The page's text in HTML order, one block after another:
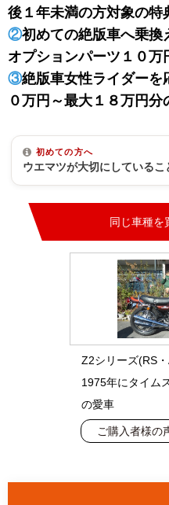
後１年未満の方対象の特
②初めての絶版車へ乗換
オプションパーツ１０万
③絶版車女性ライダーを
０万円～最大１８万円分
初めての方へ
ウエマツが大切にしているこ
同じ車種を
Z2シリーズ(RS
1975年にタイム
の愛車
ご購入者様の